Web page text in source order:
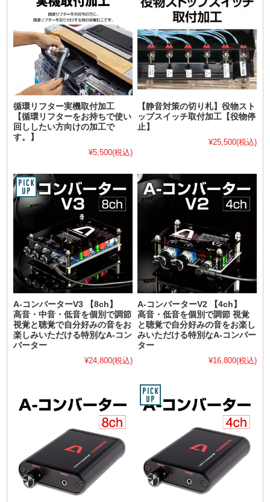
循環リフター実機取付加工
【循環リフターをお持ちで使い
回ししたい方向けの加工で
す。】
¥5,500(税込)
【静音対策の切り札】役物スト
ップスイッチ取付加工【役物停
止】
¥25,500(税込)
A-コンバーターV3 【8ch】
高音・中音・低音を個別で調節
視覚と聴覚で自分好みの音をお
楽しみいただける特別なA-コン
バーター
¥24,800(税込)
A-コンバーターV2 【4ch】
高音・低音を個別で調節 視覚
と聴覚で自分好みの音をお楽し
みいただける特別なA-コンバー
ター
¥16,800(税込)